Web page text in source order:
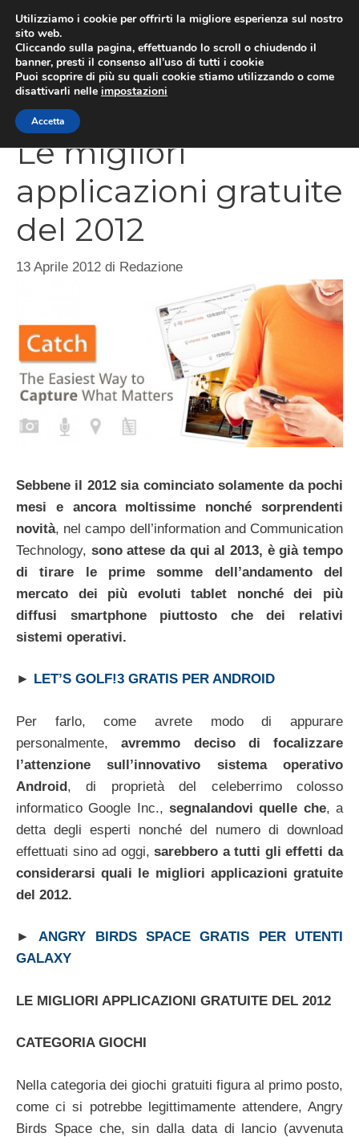
contenuto
Le migliori
applicazioni gratuite
del 2012
13 Aprile 2012 di Redazione
Sebbene il 2012 sia cominciato solamente da pochi
mesi e ancora moltissime nonché sorprendenti
novità, nel campo dell’information and Communication
Technology, sono attese da qui al 2013, è già tempo
di tirare le prime somme dell’andamento del
mercato dei più evoluti tablet nonché dei più
diffusi smartphone piuttosto che dei relativi
sistemi operativi.
► LET’S GOLF!3 GRATIS PER ANDROID
Per farlo, come avrete modo di appurare
personalmente,avremmo deciso di focalizzare
l’attenzione sull’innovativo sistema operativo
Android, di proprietà del celeberrimo colosso
informatico Google Inc., segnalandovi quelle che, a
detta degli esperti nonché del numero di download
effettuati sino ad oggi,sarebbero a tutti gli effetti da
considerarsi quali le migliori applicazioni gratuite
del 2012.
►ANGRY BIRDS SPACE GRATIS PER UTENTI
GALAXY
LE MIGLIORI APPLICAZIONI GRATUITE DEL 2012
CATEGORIA GIOCHI
Nella categoria dei giochi gratuiti figura al primo posto,
come ci si potrebbe legittimamente attendere, Angry
Birds Space che, sin dalla data di lancio (avvenuta
Utilizziamo i cookie per offrirti la migliore esperienza sul nostro
sito web.
Cliccando sulla pagina, effettuando lo scroll o chiudendo il
banner, presti il consenso all’uso di tutti i cookie
Puoi scoprire di più su quali cookie stiamo utilizzando o come
disattivarli nelle impostazioni
Accetta